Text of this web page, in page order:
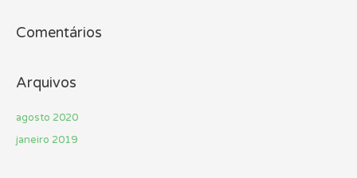
:Comentários
Arquivos
agosto 2020
janeiro 2019